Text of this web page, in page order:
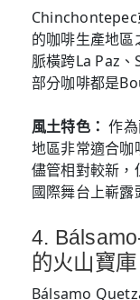
Chinchontepec
的咖啡生產地
脈橫跨La Paz
部分咖啡都是
風土特色： 作
地區非常適合咖
儘管相對較新，
國際舞台上嶄露
4.
的火山寶庫
Bálsamo